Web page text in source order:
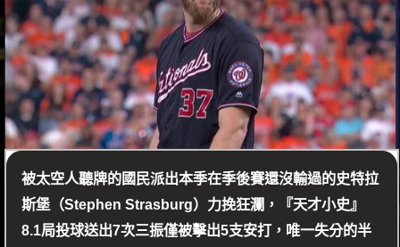
被太空人聽牌的國民派出本季在季後賽還沒輸過的史特拉
斯堡（Stephen Strasburg）力挽狂瀾，『天才小史』
8.1局投球送出7次三振僅被擊出5支安打，唯一失分的半